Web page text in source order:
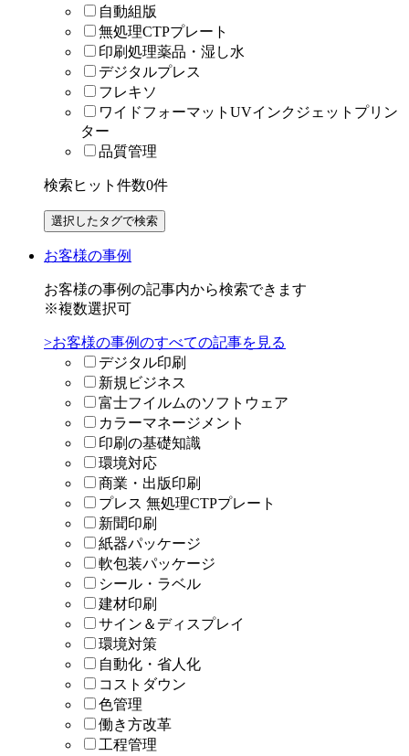
自動組版
無処理CTPプレート
印刷処理薬品・湿し水
デジタルプレス
フレキソ
ワイドフォーマットUVインクジェットプリン
ター
品質管理
検索ヒット件数0件
お客様の事例
お客様の事例の記事内から検索できます
※複数選択可
>お客様の事例のすべての記事を見る
デジタル印刷
新規ビジネス
富士フイルムのソフトウェア
カラーマネージメント
印刷の基礎知識
環境対応
商業・出版印刷
プレス 無処理CTPプレート
新聞印刷
紙器パッケージ
軟包装パッケージ
シール・ラベル
建材印刷
サイン＆ディスプレイ
環境対策
自動化・省人化
コストダウン
色管理
働き方改革
工程管理